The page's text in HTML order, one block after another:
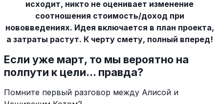
исходит, никто не оценивает изменение
соотношения стоимость/доход при
нововведениях. Идея включается в план проекта,
а затраты растут. К черту смету, полный вперед!
Если уже март, то мы вероятно на
полпути к цели... правда?
Помните первый разговор между Алисой и